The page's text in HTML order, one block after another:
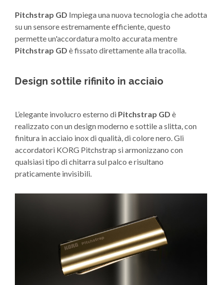
Pitchstrap GD Impiega una nuova tecnologia che adotta
su un sensore estremamente efficiente, questo
permette un'accordatura molto accurata mentre
Pitchstrap GD è fissato direttamente alla tracolla.
Design sottile rifinito in acciaio
L’elegante involucro esterno di Pitchstrap GD è
realizzato con un design moderno e sottile a slitta, con
finitura in acciaio inox di qualità, di colore nero. Gli
accordatori KORG Pitchstrap si armonizzano con
qualsiasi tipo di chitarra sul palco e risultano
praticamente invisibili.